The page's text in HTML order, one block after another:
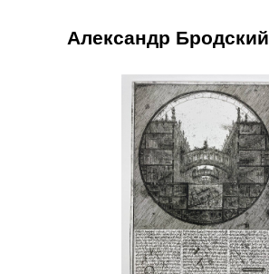
Александр Бродский